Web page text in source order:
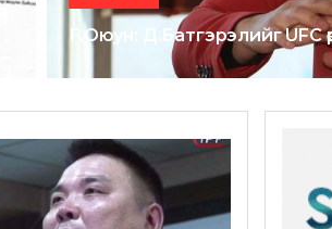
Г.Оюун: Д.Батгэрэлийг UFC